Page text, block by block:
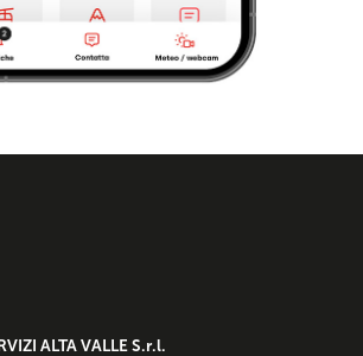
ALTA VALLE S.r.l.